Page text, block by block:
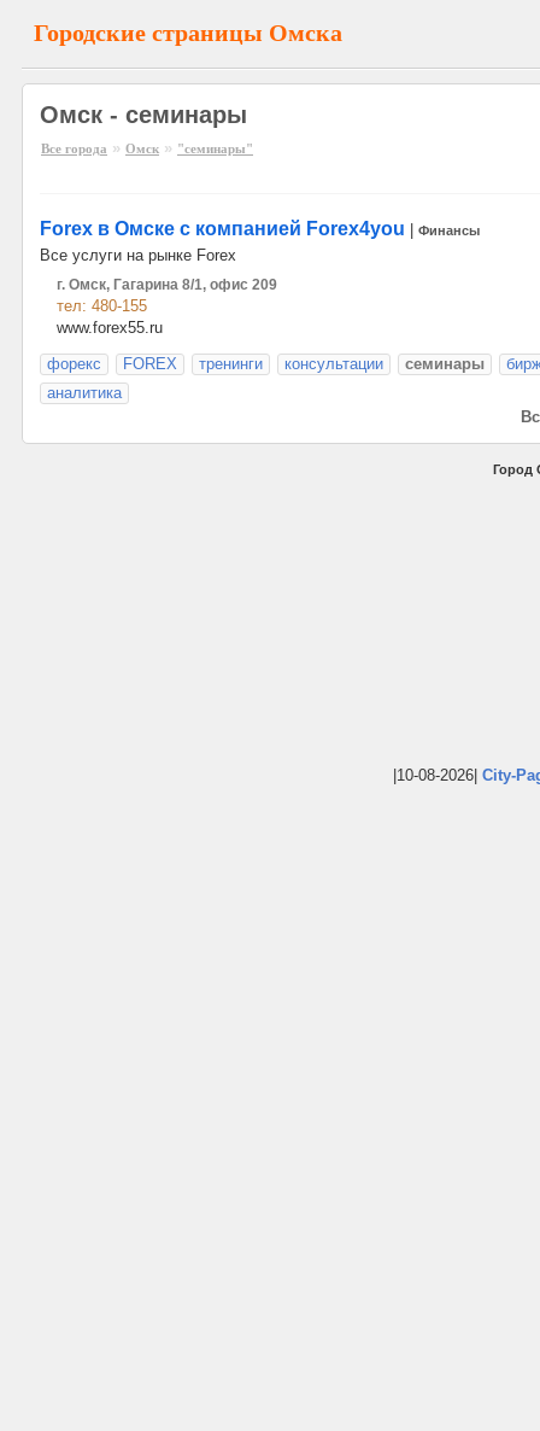
Городские страницы Омска
Омск - семинары
Все города » Омск » "семинары"
Forex в Омске с компанией Forex4you Финансы
Все услуги на рынке Forex
г. Омск, Гагарина 8/1, офис 209
тел: 480-155
www.forex55.ru
форекс
FOREX тренинги консультации семинары
аналитика
Город
|10-08-2026| City-